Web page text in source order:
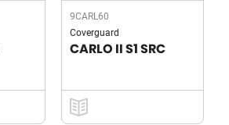
9CARL60
Coverguard
CARLO II S1 SRC